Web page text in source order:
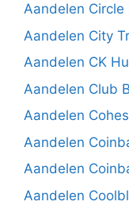
Aandelen Circle
Aandelen City
Aandelen CK
Aandelen Club
Aandelen
Aandelen
Aandelen
Aandelen